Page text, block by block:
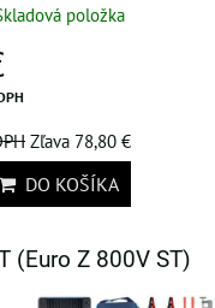
položka
Zľava 78,80 €
DO KOŠÍKA
(Euro Z 800V ST)